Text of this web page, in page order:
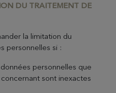
DU TRAITEMENT DE
la limitation du
personnelles si :
personnelles que
sont inexactes